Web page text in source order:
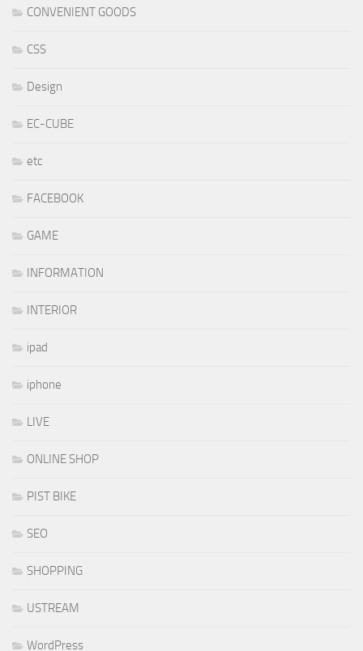
CONVENIENT GOODS
CSS
Design
EC-CUBE
etc
FACEBOOK
GAME
INFORMATION
INTERIOR
ipad
iphone
LIVE
ONLINE SHOP
PIST BIKE
SEO
SHOPPING
USTREAM
WordPress